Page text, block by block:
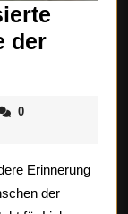
der
0
Erinnerung
der